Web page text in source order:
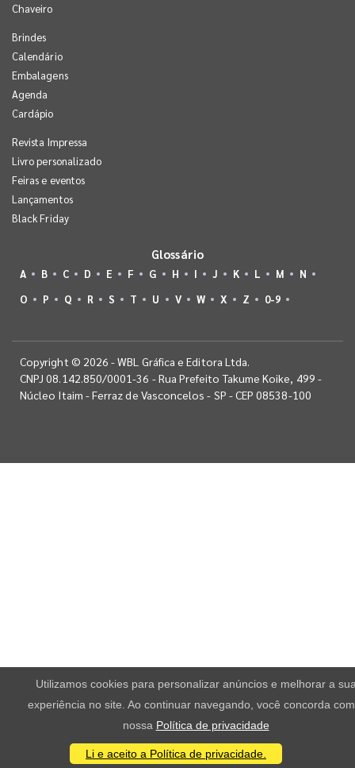
Chaveiro
Brindes
Calendário
Embalagens
Agenda
Cardápio
Revista Impressa
Livro personalizado
Feiras e eventos
Lançamentos
Black Friday
Glossário
A B C D E F G H I J K L M
N
O
P Q R S T U V W X Z 0-9
Copyright © 2026 - WBL Gráfica e Editora Ltda.
CNPJ 08.142.850/0001-36 - Rua Prefeito Takume Koike, 499 -
Núcleo Itaim - Ferraz de Vasconcelos - SP - CEP 08538-100
Utilizamos cookies para personalizar anúncios e melhorar a
experiência no site. Ao continuar navegando, você concorda
nossa Política de privacidade
Li e aceito a Política de privacidade.